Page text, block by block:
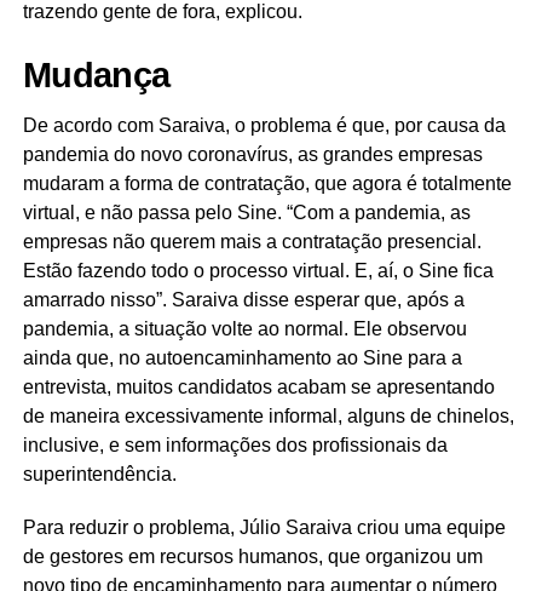
trazendo gente de fora, explicou.
Mudança
De acordo com Saraiva, o problema é que, por causa da
pandemia do novo coronavírus, as grandes empresas
mudaram a forma de contratação, que agora é totalmente
virtual, e não passa pelo Sine. “Com a pandemia, as
empresas não querem mais a contratação presencial.
Estão fazendo todo o processo virtual. E, aí, o Sine fica
amarrado nisso”. Saraiva disse esperar que, após a
pandemia, a situação volte ao normal. Ele observou
ainda que, no autoencaminhamento ao Sine para a
entrevista, muitos candidatos acabam se apresentando
de maneira excessivamente informal, alguns de chinelos,
inclusive, e sem informações dos profissionais da
superintendência.
Para reduzir o problema, Júlio Saraiva criou uma equipe
de gestores em recursos humanos, que organizou um
novo tipo de encaminhamento para aumentar o número